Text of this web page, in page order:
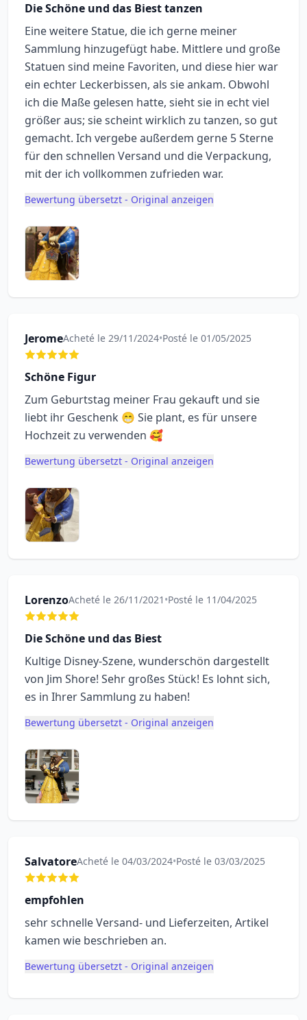
Die Schöne und das Biest tanzen
Eine weitere Statue, die ich gerne meiner
Sammlung hinzugefügt habe. Mittlere und große
Statuen sind meine Favoriten, und diese hier war
ein echter Leckerbissen, als sie ankam. Obwohl
ich die Maße gelesen hatte, sieht sie in echt viel
größer aus; sie scheint wirklich zu tanzen, so gut
gemacht. Ich vergebe außerdem gerne 5 Sterne
für den schnellen Versand und die Verpackung,
mit der ich vollkommen zufrieden war.
Bewertung übersetzt - Original anzeigen
JeromeAcheté le 29/11/2024•Posté le 01/05/2025
Schöne Figur
Zum Geburtstag meiner Frau gekauft und sie
liebt ihr Geschenk 😁 Sie plant, es für unsere
Hochzeit zu verwenden 🥰
Bewertung übersetzt - Original anzeigen
LorenzoAcheté le 26/11/2021 •Posté le 11/04/2025
Die Schöne und das Biest
Kultige Disney-Szene, wunderschön dargestellt
von Jim Shore! Sehr großes Stück! Es lohnt sich,
es in Ihrer Sammlung zu haben!
Bewertung übersetzt - Original anzeigen
SalvatoreAcheté le 04/03/2024•Posté le 03/03/2025
empfohlen
sehr schnelle Versand- und Lieferzeiten, Artikel
kamen wie beschrieben an.
Bewertung übersetzt - Original anzeigen